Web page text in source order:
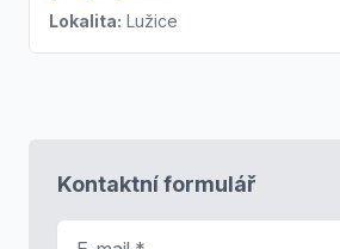
Lokalita: Lužice
Kontaktní formulář